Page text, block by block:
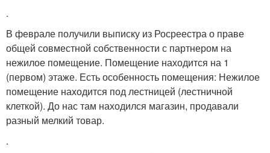
.
В феврале получили выписку из Росреестра о праве
общей совместной собственности с партнером на
нежилое помещение. Помещение находится на 1
(первом) этаже. Есть особенность помещения: Нежилое
помещение находится под лестницей (лестничной
клеткой). До нас там находился магазин, продавали
разный мелкий товар.
.